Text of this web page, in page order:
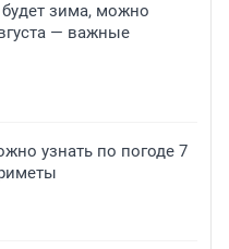
зима, можно
— важные
узнать по погоде 7